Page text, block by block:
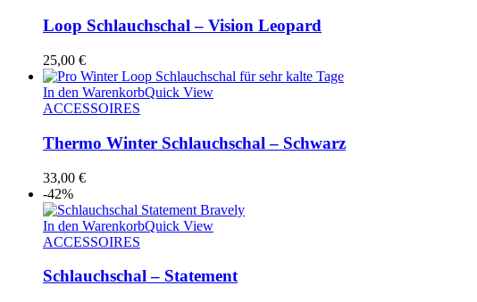
Loop Schlauchschal – Vision Leopard
25,00 €
In den WarenkorbQuick View
ACCESSOIRES
Thermo Winter Schlauchschal – Schwarz
33,00 €
-42%
In den WarenkorbQuick View
ACCESSOIRES
Schlauchschal – Statement